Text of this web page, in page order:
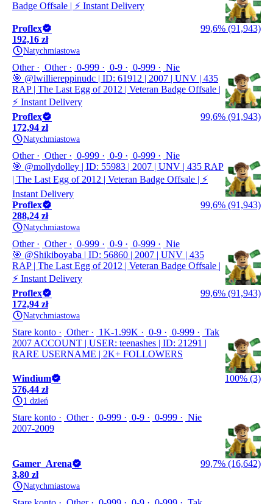
Badge Offsale | ⚡ Instant Delivery
Proflex
99,6% (91,943)
192,16 zł
Natychmiastowa
Other Other 0-999 0-9 0-999
Nie
🎯 @lwilliereppinudc | ID: 61912 | 2007 | UNV | 435
RAP | The Last Egg of 2012 | Veteran Badge Offsale |
⚡ Instant Delivery
Proflex
99,6% (91,943)
172,94 zł
Natychmiastowa
Other Other 0-999 0-9 0-999
Nie
🎯 @mollydolley | ID: 55983 | 2007 | UNV | 435 RAP
| The Last Egg of 2012 | Veteran Badge Offsale | ⚡
Instant Delivery
Proflex
99,6% (91,943)
288,24 zł
Natychmiastowa
Other Other 0-999 0-9 0-999
Nie
🎯 @Shikiboyaba | ID: 56860 | 2007 | UNV | 435
RAP | The Last Egg of 2012 | Veteran Badge Offsale |
⚡ Instant Delivery
Proflex
99,6% (91,943)
172,94 zł
Natychmiastowa
Stare konto Other 1K-1.99K 0-9 0-999
Tak
2007 ACCOUNT | USER: teenashes | ID: 21291 |
RARE USERNAME | 2K+ FOLLOWERS
Windium
100% (3)
576,44 zł
1 dzień
Stare konto Other 0-999 0-9 0-999
Nie
2007-2009
Gamer_Arena
99,7% (16,642)
3,80 zł
Natychmiastowa